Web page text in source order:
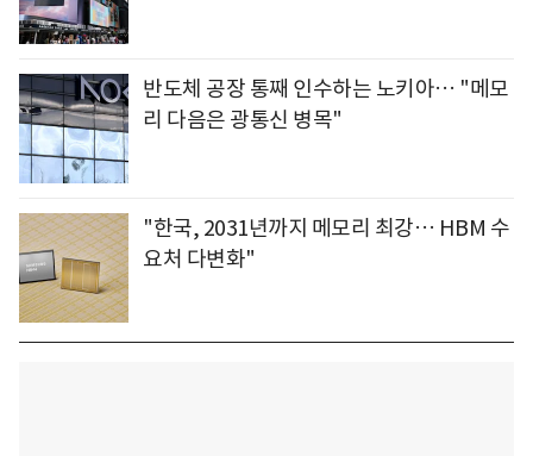
반도체 공장 통째 인수하는 노키아… "메모
리 다음은 광통신 병목"
"한국, 2031년까지 메모리 최강… HBM 수
요처 다변화"